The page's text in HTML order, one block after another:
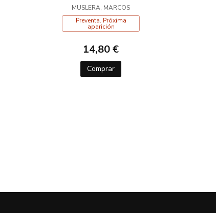
MUSLERA, MARCOS
Preventa. Próxima
aparición
14,80 €
Comprar